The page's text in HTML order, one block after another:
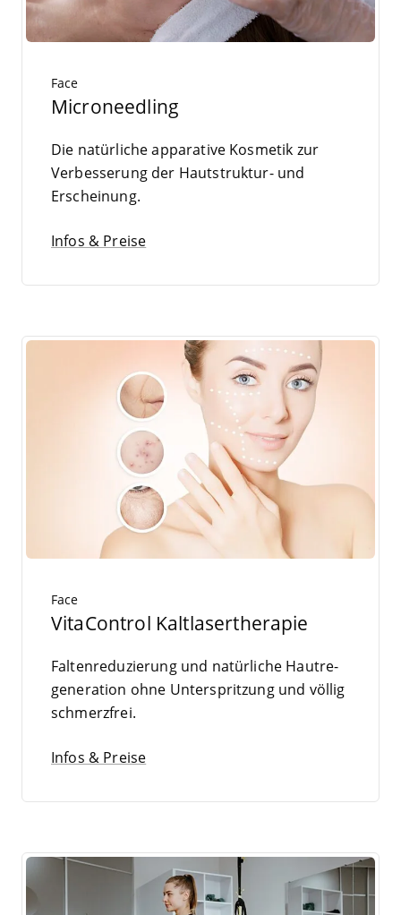
Face
Microneedling
Die natür­li­che appa­ra­ti­ve Kos­me­tik zur
Ver­bes­se­rung der Haut­struk­tur- und
Erscheinung.
Infos & Preise
Face
VitaControl Kaltlasertherapie
Fal­ten­re­du­zie­rung und natür­li­che Haut­re­
ge­ne­ra­ti­on ohne Unter­sprit­zung und völ­lig
schmerzfrei.
Infos & Preise